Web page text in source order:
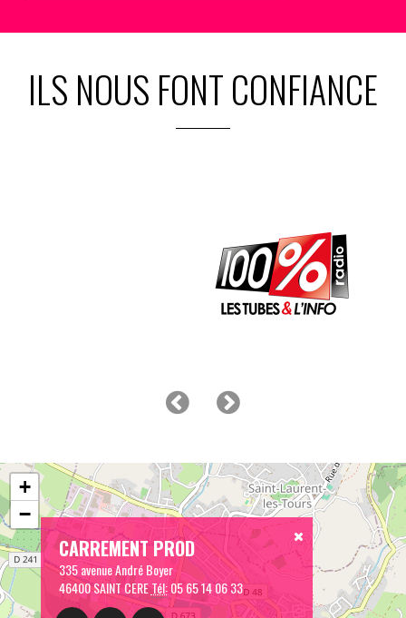
ILS NOUS FONT CONFIANCE
CARREMENT PROD
335 avenue André Boyer
46400 SAINT CERETél:05 65 14 06 33
+
−